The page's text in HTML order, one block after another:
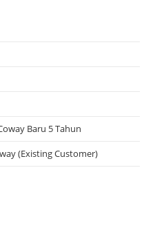
Baru 5 Tahun
(Existing Customer)